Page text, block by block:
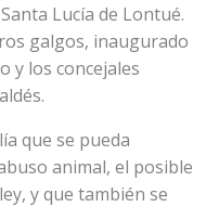
Lucía de Lontué.
galgos, inaugurado
y los concejales
que se pueda
animal, el posible
y que también se